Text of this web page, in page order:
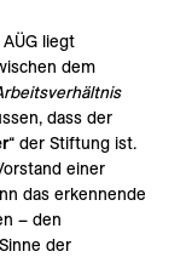
liegt
dem
dass der
“ der Stiftung ist.
einer
das erkennende
– den
der